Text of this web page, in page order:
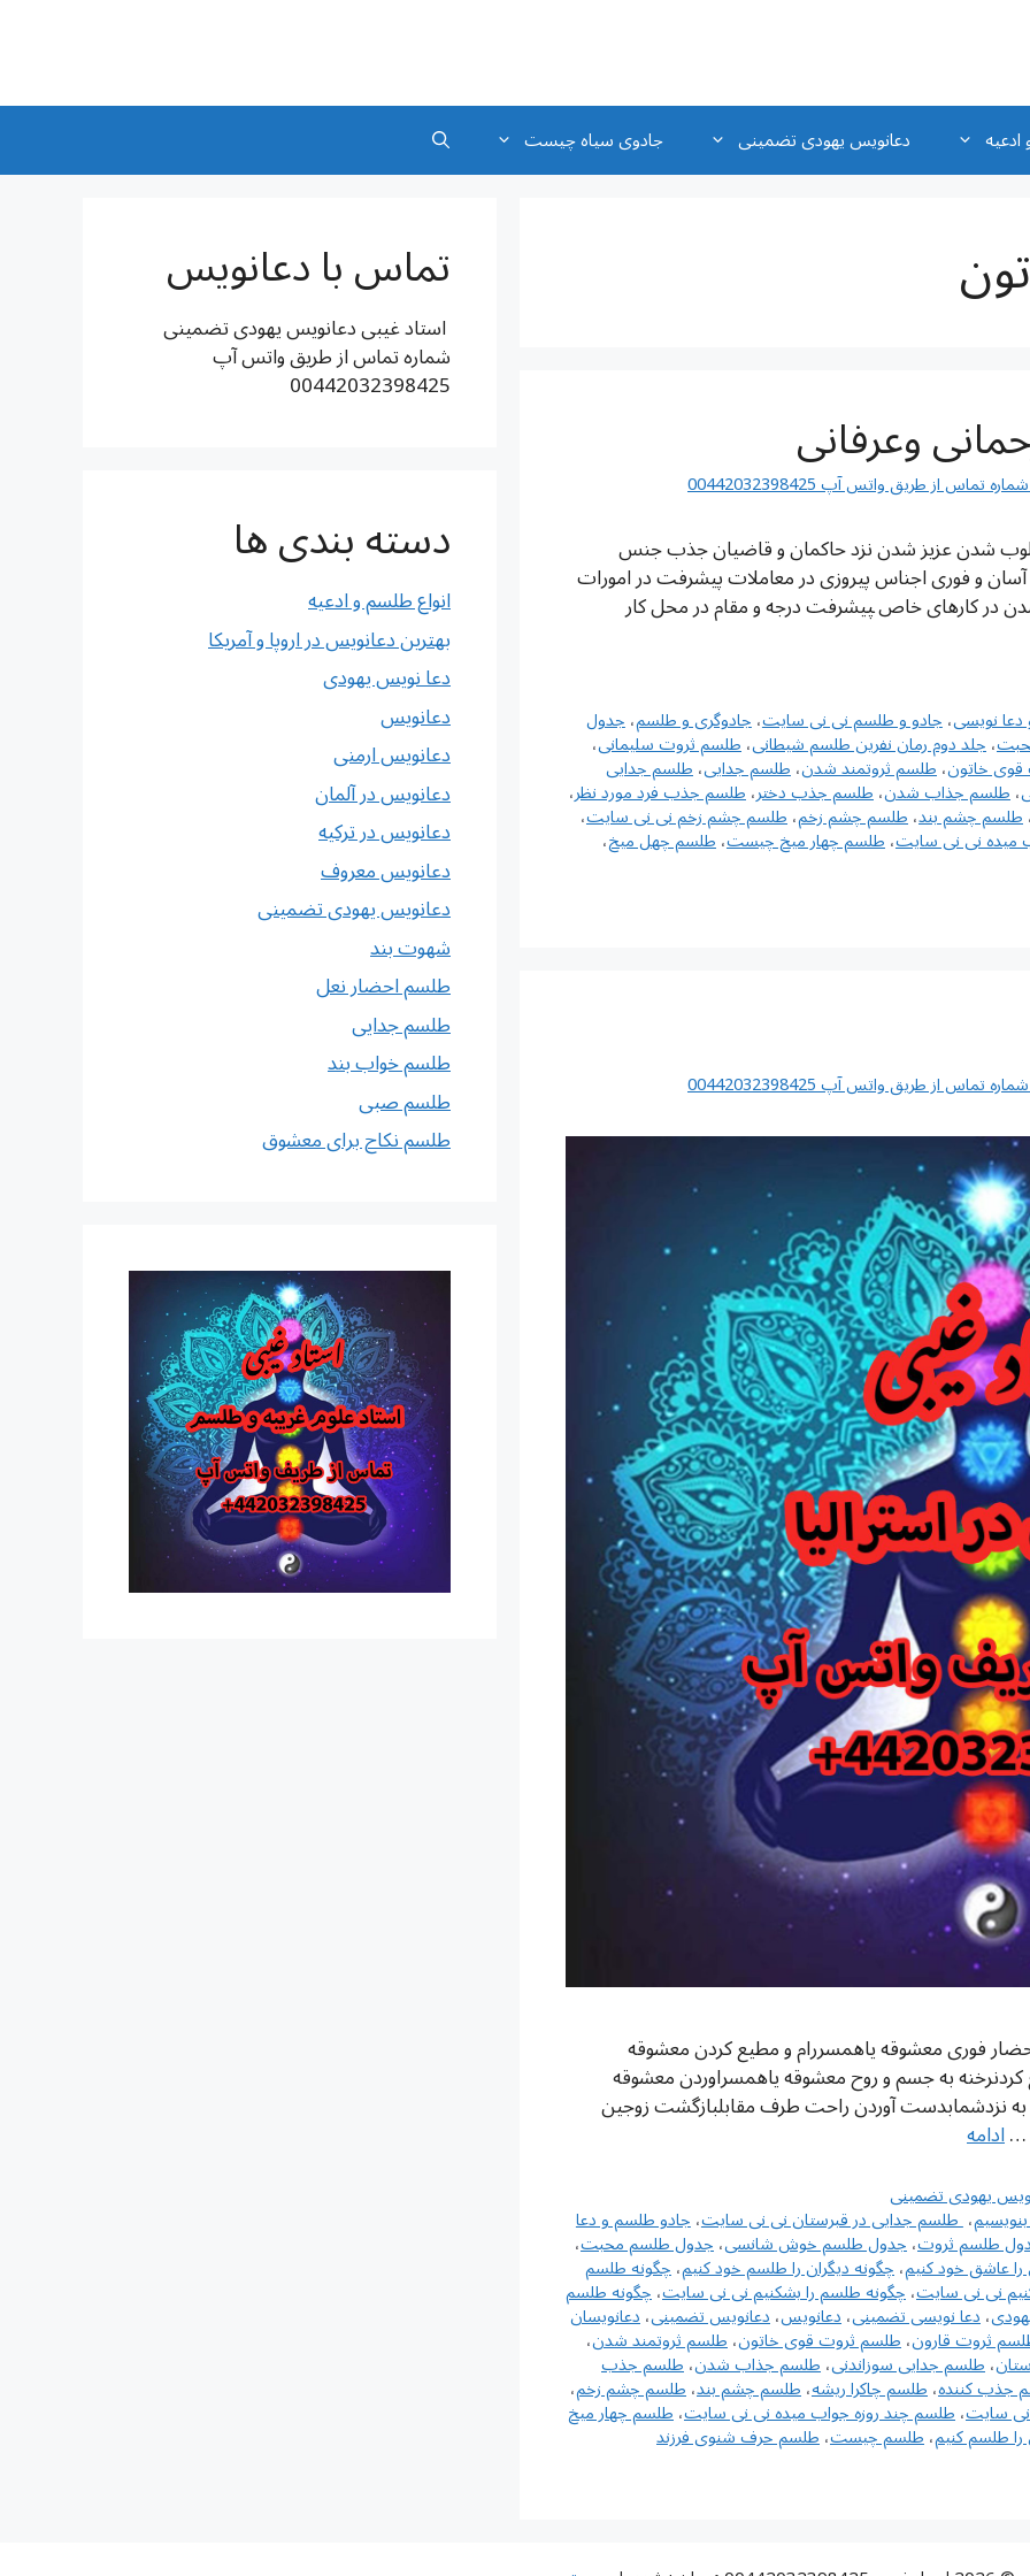
دعانویس یهودی تضمینی جادوی سیاه چیست
از طریق واتس آپ 00442032398425
القلوب شدن عزیز شدن نزد حاکمان و قاضیان جذب جنس
و فوری اجناس پیروزی در معاملات پیشرفت در امورات
کارهای خاص ‍پیشرفت درجه و مقام در محل کار
نویسی،جادو و طلسم نی نی سایت،جادوگری و طلسم،جدول
،جلد دوم رمان نفرین طلسم شیطانی،طلسم ثروت سلیمانی،
خاتون،طلسم ثروتمند شدن،طلسم جدایی،طلسم جدایی
،طلسم جذاب شدن،طلسم جذب دختر،طلسم جذب فرد مورد نظر،
،طلسم چشم بند،طلسم چشم زخم،طلسم چشم زخم نی نی سایت،
میده نی نی سایت،طلسم چهار میخ چیست،طلسم چهل میخ،
از طریق واتس آپ 00442032398425
فوری معشوقه یاهمسررام و مطیع کردن معشوقه
به جسم و روح معشوقه یاهمسراوردن معشوقه
به نزدشمابدست آوردن راحت طرف مقابلبازگشت زوجین
…ادامه
یهودی تضمینی
،‌ طلسم جدایی در قبرستان نی نی سایت،جادو طلسم و دعا
طلسم ثروت،جدول طلسم خوش شانسی،جدول طلسم محبت،
عاشق خود کنیم،چگونه دیگران را طلسم خود کنیم،چگونه طلسم
نی نی سایت،چگونه طلسم را بشکنیم نی نی سایت،چگونه طلسم
،دعا نویسی تضمینی،دعانویس،دعانویس تضمینی،دعانویسان
ثروت قارون،طلسم ثروت قوی خاتون،طلسم ثروتمند شدن،
،طلسم جدایی سوزاندنی،طلسم جذاب شدن،طلسم جذب
جذب کننده،طلسم چاکرا ریشه،طلسم چشم بند،طلسم چشم زخم،
نی سایت،طلسم چند روزه جواب میده نی نی سایت،طلسم چهار میخ
طلسم کنیم،طلسم چیست،طلسم حرف شنوی فرزند
تماس با دعانویس
استاد غیبی دعانویس یهودی تضمینی
شماره تماس از طریق واتس آپ
00442032398425
دسته بندی ها
انواع طلسم و ادعیه
بهترین دعانویس در اروپا و آمریکا
دعا نویس یهودی
دعانویس
دعانویس ارمنی
دعانویس در آلمان
دعانویس در ترکیه
دعانویس معروف
دعانویس یهودی تضمینی
شهوت بند
طلسم احضار نعل
طلسم جدایی
طلسم خواب بند
طلسم صبی
طلسم نکاح برای معشوق